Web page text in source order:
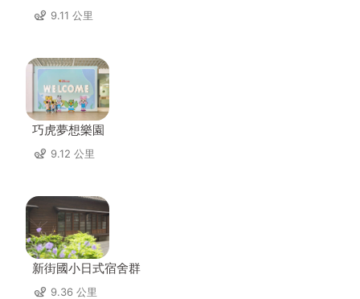
9.11 公里
巧虎夢想樂園
9.12 公里
新街國小日式宿舍群
9.36 公里